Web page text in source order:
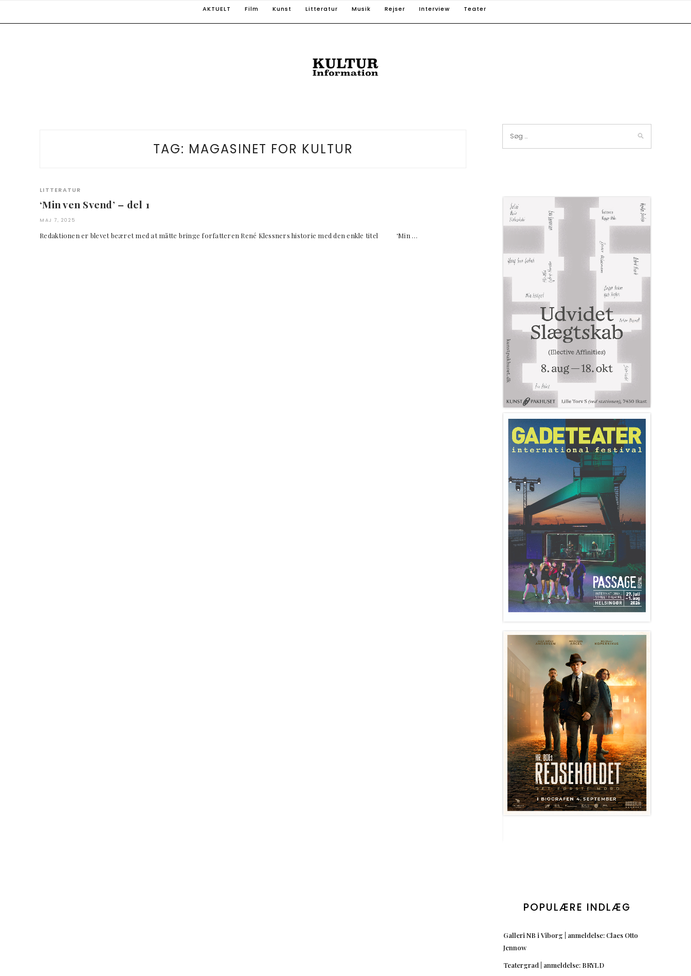
AKTUELT Film Kunst Litteratur Musik Rejser Interview Teater
TAG: MAGASINET FOR KULTUR
LITTERATUR
‘Min ven Svend’ – del 1
MAJ 7, 2025
Redaktionen er blevet beæret med at måtte bringe forfatteren René Klessners historie med den enkle titel ‘Min …
POPULÆRE INDLÆG
Galleri NB i Viborg | anmeldelse: Claes Otto
Jennow
Teatergrad | anmeldelse: BRYLD